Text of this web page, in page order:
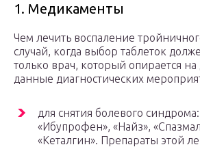
1. Медикаменты
Чем лечить воспаление
случай, когда выбор таблеток
только врач, который опирается
данные диагностических
для снятия болевого
«Ибупрофен», «Найз»,
«Кеталгин». Препараты этой